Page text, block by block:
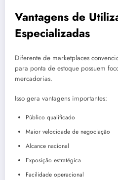
Vantagens de
Especializadas
Diferente de marketplaces
para ponta de estoque possuem
mercadorias.
Isso gera vantagens importantes:
Público qualificado
Maior velocidade de negociação
Alcance nacional
Exposição estratégica
Facilidade operacional